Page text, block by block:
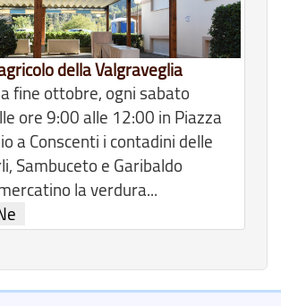
della Valgraveglia
fine ottobre, ogni sabato
ore 9:00 alle 12:00 in Piazza
a Conscenti i contadini delle
Sambuceto e Garibaldo
la verdura...